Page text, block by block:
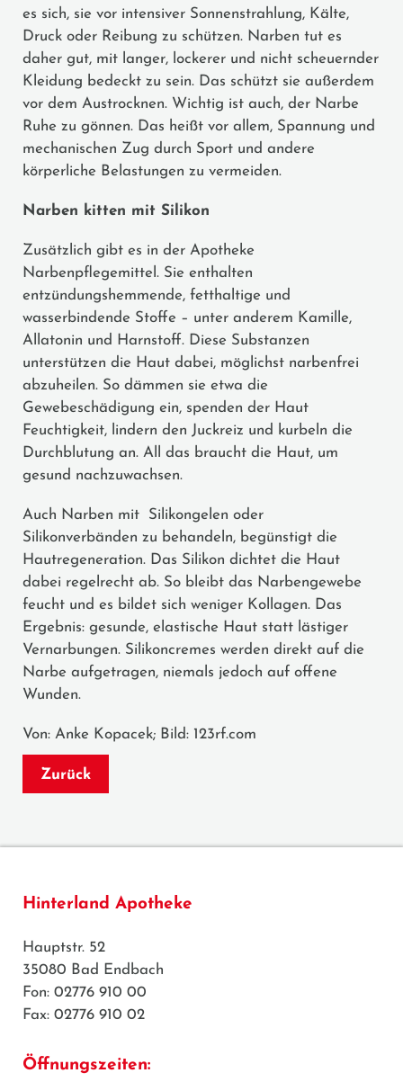
es sich, sie vor intensiver Sonnenstrahlung, Kälte,
Druck oder Reibung zu schützen. Narben tut es
daher gut, mit langer, lockerer und nicht scheuernder
Kleidung bedeckt zu sein. Das schützt sie außerdem
vor dem Austrocknen. Wichtig ist auch, der Narbe
Ruhe zu gönnen. Das heißt vor allem, Spannung und
mechanischen Zug durch Sport und andere
körperliche Belastungen zu vermeiden.
Narben kitten mit Silikon
Zusätzlich gibt es in der Apotheke
Narbenpflegemittel. Sie enthalten
entzündungshemmende, fetthaltige und
wasserbindende Stoffe – unter anderem Kamille,
Allatonin und Harnstoff. Diese Substanzen
unterstützen die Haut dabei, möglichst narbenfrei
abzuheilen. So dämmen sie etwa die
Gewebeschädigung ein, spenden der Haut
Feuchtigkeit, lindern den Juckreiz und kurbeln die
Durchblutung an. All das braucht die Haut, um
gesund nachzuwachsen.
Auch Narben mit Silikongelen oder
Silikonverbänden zu behandeln, begünstigt die
Hautregeneration. Das Silikon dichtet die Haut
dabei regelrecht ab. So bleibt das Narbengewebe
feucht und es bildet sich weniger Kollagen. Das
Ergebnis: gesunde, elastische Haut statt lästiger
Vernarbungen. Silikoncremes werden direkt auf die
Narbe aufgetragen, niemals jedoch auf offene
Wunden.
Von: Anke Kopacek; Bild: 123rf.com
Zurück
Hinterland Apotheke
Hauptstr. 52
35080 Bad Endbach
Fon: 02776 910 00
Fax: 02776 910 02
Öffnungszeiten: